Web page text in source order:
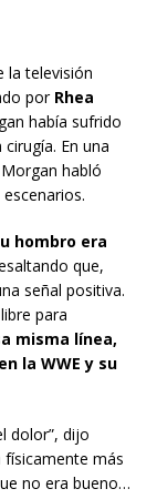
la televisión
por Rhea
había sufrido
En una
habló
hombro era
que,
señal positiva.
para
misma línea,
la WWE y su
dolor”, dijo
físicamente más
no era bueno…